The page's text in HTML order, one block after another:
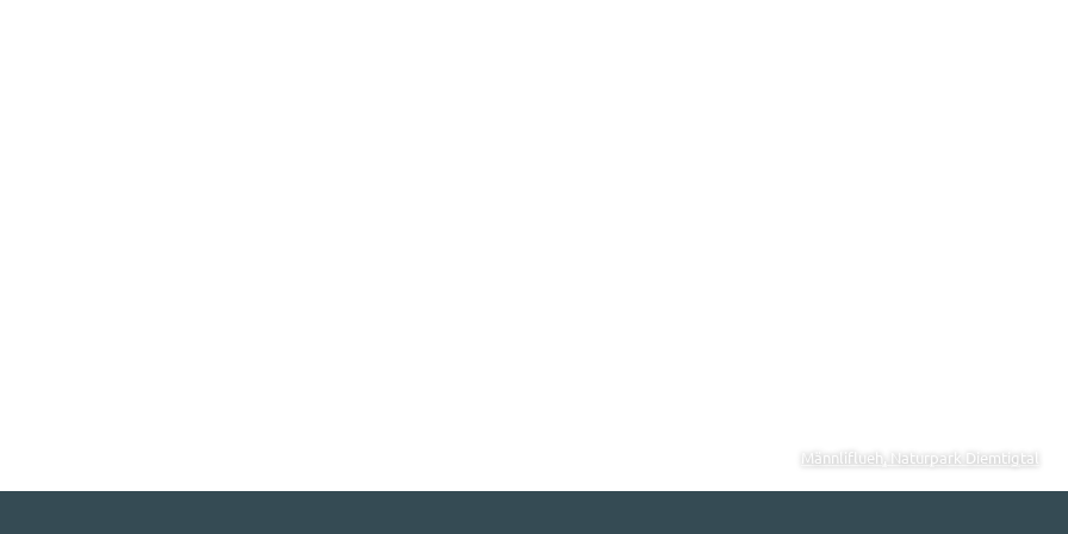
Männliflueh, Naturpark Diemtigtal